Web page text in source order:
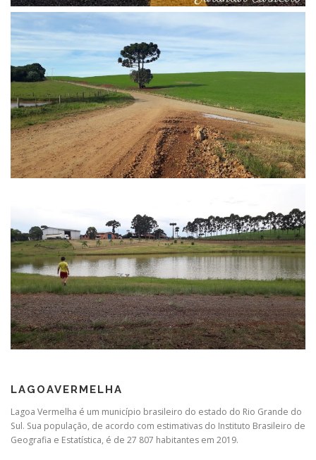
LAGOAVERMELHA
Lagoa Vermelha é um município brasileiro do estado do Rio Grande do
Sul. Sua população, de acordo com estimativas do Instituto Brasileiro de
Geografia e Estatística, é de 27 807 habitantes em 2019.